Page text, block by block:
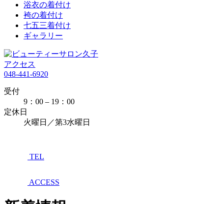
浴衣の着付け
袴の着付け
七五三着付け
ギャラリー
アクセス
048-441-6920
受付
9：00 – 19：00
定休日
火曜日／第3水曜日
TEL
ACCESS